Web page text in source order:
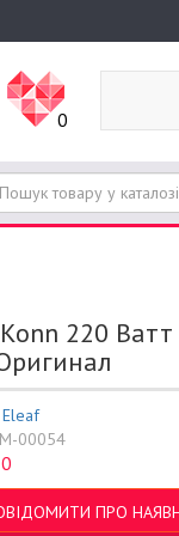
0
220
Eleaf
00054
0
ПРО